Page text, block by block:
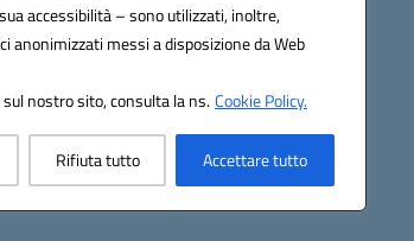
accessibilità – sono utilizzati, inoltre,
messi a disposizione da Web
sul nostro sito, consulta la ns.Cookie Policy.
Rifiuta tutto Accettare tutto